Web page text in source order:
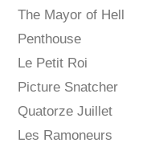
The Mayor of Hell
Penthouse
Le Petit Roi
Picture Snatcher
Quatorze Juillet
Les Ramoneurs